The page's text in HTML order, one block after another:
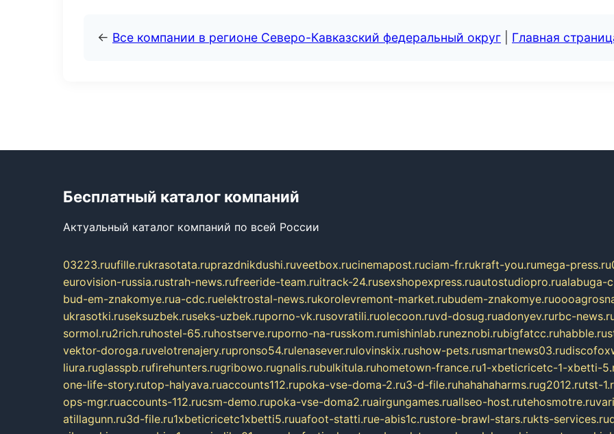
← Все компании в регионе Северо-Кавказский федеральный округ Главная
Бесплатный каталог компаний
Актуальный каталог компаний по всей России
03223.ruufille.rukrasotata.ruprazdnikdushi.ruveetbox.rucinemapost.ruciam-fr.rukraft-you.rumega-press.ru
eurovision-russia.rustrah-news.rufreeride-team.ruitrack-24.rusexshopexpress.ruautostudiopro.rualabuga-
bud-em-znakomye.rua-cdc.ruelektrostal-news.rukorolevremont-market.rubudem-znakomye.ru
ukrasotki.ruseksuzbek.ruseks-uzbek.ruporno-vk.rusovratili.ruolecoon.ruvd-dosug.ruadonyev.rurbc-
sormol.ru2rich.ruhostel-65.ruhostserve.ruporno-na-russkom.rumishinlab.runeznobi.rubigfatcc.ruhabble.ru
vektor-doroga.ruvelotrenajery.rupronso54.rulenasever.rulovinskix.rushow-pets.rusmartnews03.ru
liura.ruglasspb.rufirehunters.rugribowo.rugnalis.rubulkitula.ruhometown-france.ru1-xbeticricetc-1-xbetti-
one-life-story.rutop-halyava.ruaccounts112.rupoka-vse-doma-2.ru3-d-file.ruhahahaharms.rug2012.rutst-
ops-mgr.ruaccounts-112.rucsm-demo.rupoka-vse-doma2.ruairgungames.ruallseo-host.rutehosmotre.ru
atillagunn.ru3d-file.ru1xbeticricetc1xbetti5.ruuafoot-statti.rue-abis1c.rustore-brawl-stars.rukts-services.ru